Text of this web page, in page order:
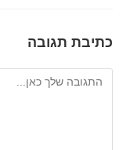
כתיבת תגובה
להגיב